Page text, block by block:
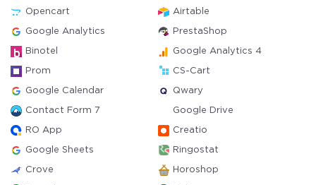
Opencart Airtable
Google Analytics PrestaShop
Binotel Google Analytics 4
Prom CS-Cart
Google Calendar Qwary
Contact Form 7 Google Drive
RO App Creatio
Google Sheets Ringostat
Crove Horoshop